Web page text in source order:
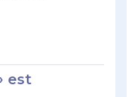
est